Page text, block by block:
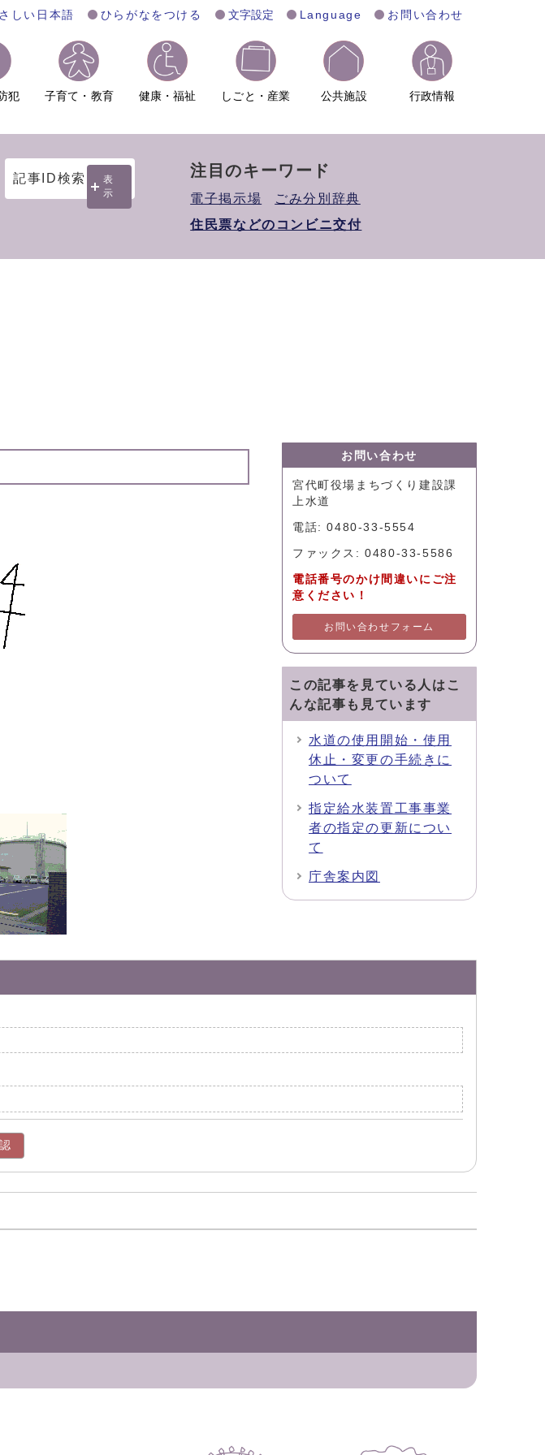
しい日本語 ひらがなをつける 文字設定 Language お問い合わせ
犯 子育て・教育 健康・福祉 しごと・産業 公共施設 行政情報
記事ID検索
表
示
注目のキーワード
電子掲示場
ごみ分別辞典
住民票などのコンビニ交付
お問い合わせ
宮代町役場まちづくり建設課
上水道
電話: 0480-33-5554
ファックス: 0480-33-5586
電話番号のかけ間違いにご注
意ください！
お問い合わせフォーム
この記事を見ている人はこ
んな記事も見ています
水道の使用開始・使用
休止・変更の手続きに
ついて
指定給水装置工事事業
者の指定の更新につい
て
庁舎案内図